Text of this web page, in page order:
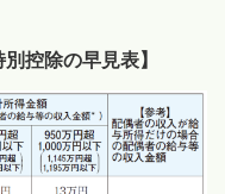
控除の早見表】